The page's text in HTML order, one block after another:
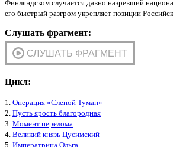
Финляндском случается давно назревший
его быстрый разгром укрепляет позиции
Слушать фрагмент:
Цикл:
1. Операция «Слепой Туман»
2. Пусть ярость благородная
3. Момент перелома
4. Великий князь Цусимский
5. Императрица Ольга